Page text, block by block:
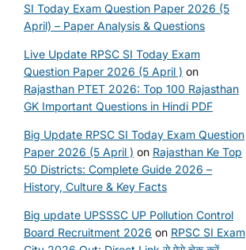
SI Today Exam Question Paper 2026 (5
April) – Paper Analysis & Questions
Live Update RPSC SI Today Exam
Question Paper 2026 (5 April ) on
Rajasthan PTET 2026: Top 100 Rajasthan
GK Important Questions in Hindi PDF
Big Update RPSC SI Today Exam Question
Paper 2026 (5 April ) on Rajasthan Ke Top
50 Districts: Complete Guide 2026 –
History, Culture & Key Facts
Big update UPSSSC UP Pollution Control
Board Recruitment 2026 on RPSC SI Exam